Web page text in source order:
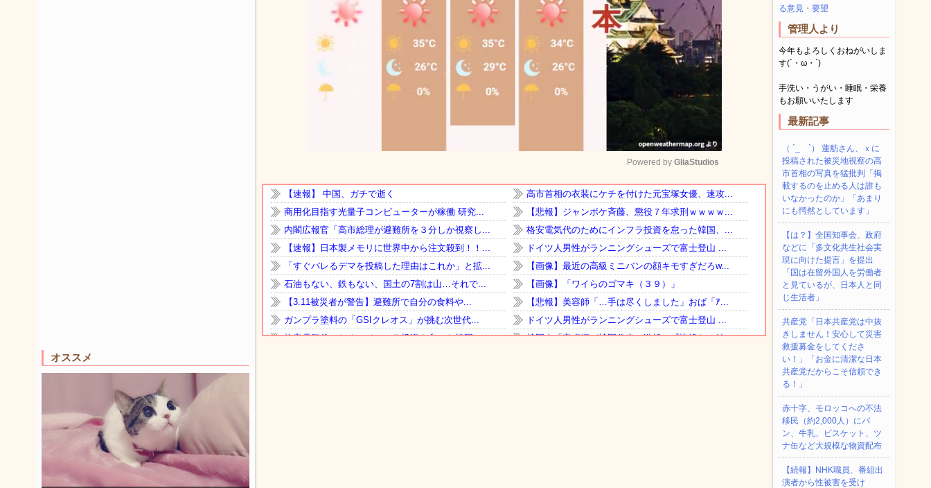
オススメ
Mute
Powered by GliaStudios
る意見・要望
管理人より
今年もよろしくおねがいしま
す(´・ω・`)
手洗い・うがい・睡眠・栄養
もお願いいたします
最新記事
（ ´_ゝ`） 蓮舫さん、ｘに
投稿された被災地視察の高
市首相の写真を猛批判「掲
載するのを止める人は誰も
いなかったのか」「あまり
にも愕然としています」
【は？】全国知事会、政府
などに「多文化共生社会実
現に向けた提言」を提出
「国は在留外国人を労働者
と見ているが、日本人と同
じ生活者」
共産党「日本共産党は中抜
きしません！安心して災害
救援募金をしてくださ
い！」「お金に清潔な日本
共産党だからこそ信頼でき
る！」
赤十字、モロッコへの不法
移民（約2,000人）にパ
ン、牛乳、ビスケット、ツ
ナ缶など大規模な物資配布
【続報】NHK職員、番組出
演者から性被害を受け